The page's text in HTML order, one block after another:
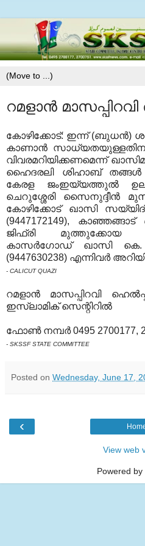
റമളാന്‍
കോഴിക്കോട്: ഇന്ന് (ബുധന്‍)
കാണാന്‍
വിവരമറിയിക്കണമെന്ന്
ഹൈദരലി ശിഹാബ് തങ്ങള്‍
കേരള ജംഇയ്യത്തുല്‍
ചെറുശ്ശേരി സൈനുദ്ദീന്‍
കോഴിക്കോട് ഖാസി
(9447172149),
ജിഫ്രി മുത്തുക്കോയ
കാസര്‍ഗോഡ് ഖാസി കെ.
(9447630238) എന്നിവര്‍
- CALICUT QUAZI
റമളാന്‍ മാസപ്പിറവി
ഇസ്‌ലാമിക് സെന്റിറില്‍
ഫോണ്‍ നമ്പര്‍ 0495 2700177,
- SKSSF STATE COMMITTEE
Posted on Wednesday, June 17,
‹
View web
Powered by